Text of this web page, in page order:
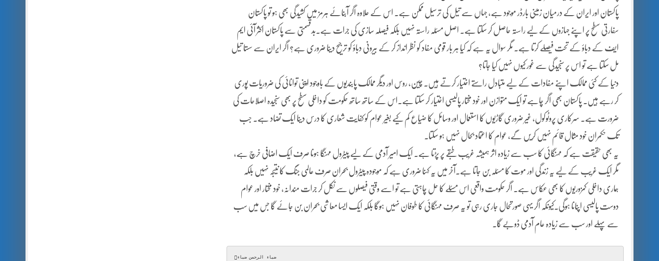
پاکستان اور ایران کے درمیان زمینی بارڈر موجود ہے، جہاں سے تیل کی ترسیل ممکن ہے۔ اس کے علاوہ اگر آبنائے ہرمز میں کشیدگی بھی ہو تو پاکستان
سفارتی سطح پر اپنے جہازوں کے لیے راستہ حاصل کر سکتا ہے۔ اصل مسئلہ راستہ نہیں بلکہ فیصلہ سازی کی جرات ہے۔بدقسمتی سے پاکستان اکثر آئی ایم
ایف کے دباؤ کے تحت فیصلے کرتا ہے۔ مگر سوال یہ ہے کہ کیا ہر بار قومی مفاد کو نظر انداز کر کے بیرونی دباؤ کو ترجیح دینا ضروری ہے؟ اگر ایران سے سستا تیل
مل سکتا ہے تو اس پر سنجیدگی سے غور کیوں نہیں کیا جاتا؟
دنیا کے کئی ممالک اپنے مفادات کے لیے متبادل راستے اختیار کرتے ہیں۔ چین، روس اور دیگر ممالک پابندیوں کے باوجود اپنی توانائی کی ضروریات پوری
کر رہے ہیں۔ پاکستان بھی اگر چاہے تو ایک متوازن اور خود مختار پالیسی اختیار کر سکتا ہے۔اس کے ساتھ ساتھ حکومت کو داخلی سطح پر بھی سنجیدہ اصلاحات کی
ضرورت ہے۔ سرکاری پروٹوکول، غیر ضروری گاڑیوں کا استعمال اور وسائل کا ضیاع کم کیے بغیر عوام کو کفایت شعاری کا درس دینا ایک تضاد ہے۔ جب
تک حکمران خود مثال قائم نہیں کریں گے، عوام کا اعتماد بحال نہیں ہو سکتا۔
یہ بھی حقیقت ہے کہ مہنگائی کا سب سے زیادہ اثر ہمیشہ غریب طبقے پر پڑتا ہے۔ ایک امیر آدمی کے لیے پیٹرول مہنگا ہونا صرف ایک اضافی خرچ ہے،
مگر ایک غریب کے لیے یہ زندگی اور موت کا مسئلہ بن جاتا ہے۔آخر میں یہ کہنا ضروری ہے کہ موجودہ پیٹرول بحران صرف عالمی جنگ کا نتیجہ نہیں بلکہ
ہماری داخلی کمزوریوں کا بھی عکاس ہے۔ اگر حکومت واقعی اس مسئلے کا حل چاہتی ہے تو اسے وقتی فیصلوں سے نکل کر جرات مندانہ، خود مختار اور عوام
دوست پالیسی اپنانا ہوگی۔کیونکہ اگر یہی صورتحال جاری رہی تو یہ صرف مہنگائی کا طوفان نہیں ہوگا بلکہ ایک ایسا معاشی بحران بن جائے گا جس میں سب
سے پہلے اور سب سے زیادہ عام آدمی ڈوبے گا۔
ضیاء الرحمن ضیاءؔ